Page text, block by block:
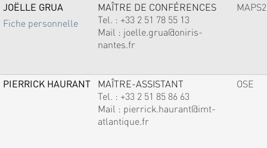
JOËLLE GRUA
Fiche personnelle
MAÎTRE DE CONFÉRENCES
Tel. : +33 2 51 78 55 13
Mail : joelle.grua@oniris-
nantes.fr
MAPS2
PIERRICK HAURANT
MAÎTRE-ASSISTANT
Tel. : +33 2 51 85 86 63
Mail : pierrick.haurant@imt-
atlantique.fr
OSE